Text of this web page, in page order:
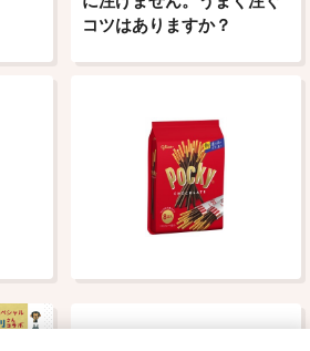
コツはありますか？